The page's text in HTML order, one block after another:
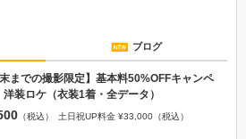
ブログ
末までの撮影限定】基本料50%OFFキャンペ
洋装ロケ（衣装1着・全データ）
（税込） 土日祝UP料金 ¥33,000（税込）